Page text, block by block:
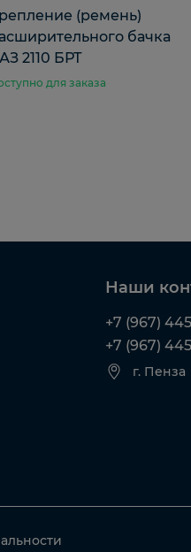
(ремень)
бачка
2110 БРТ
для заказа
Наши
+7 (967)
+7 (967)
г. Пенза